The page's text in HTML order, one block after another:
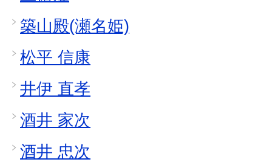
築山殿(瀬名姫)
松平 信康
井伊 直孝
酒井 家次
酒井 忠次